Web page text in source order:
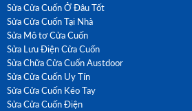
Sửa Cửa Cuốn Ở Đâu Tốt
Sửa Cửa Cuốn Tại Nhà
Sửa Mô tơ Cửa Cuốn
Sửa Lưu Điện Cửa Cuốn
Sửa Chữa Cửa Cuốn Austdoor
Sửa Cửa Cuốn Uy Tín
Sửa Cửa Cuốn Kéo Tay
Sửa Cửa Cuốn Điện